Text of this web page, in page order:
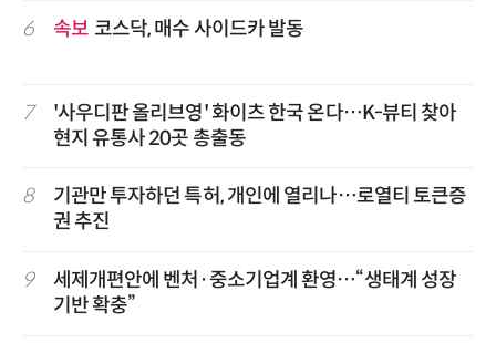
6 속보 코스닥, 매수 사이드카 발동
7
'사우디판 올리브영' 화이츠 한국 온다…K-뷰티 찾아
현지 유통사 20곳 총출동
8
기관만 투자하던 특허, 개인에 열리나…로열티 토큰증
권 추진
9
세제개편안에 벤처·중소기업계 환영…“생태계 성장
기반 확충”